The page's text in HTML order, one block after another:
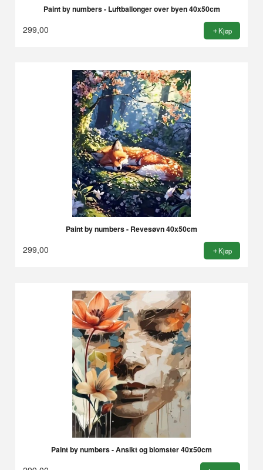
Paint by numbers - Luftballonger over byen 40x50cm
299,00 Kjøp
Paint by numbers - Revesøvn 40x50cm
299,00 Kjøp
Paint by numbers - Ansikt og blomster 40x50cm